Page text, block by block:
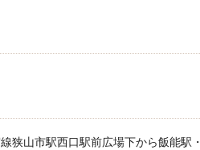
狭山市駅西口駅前広場下から飯能駅